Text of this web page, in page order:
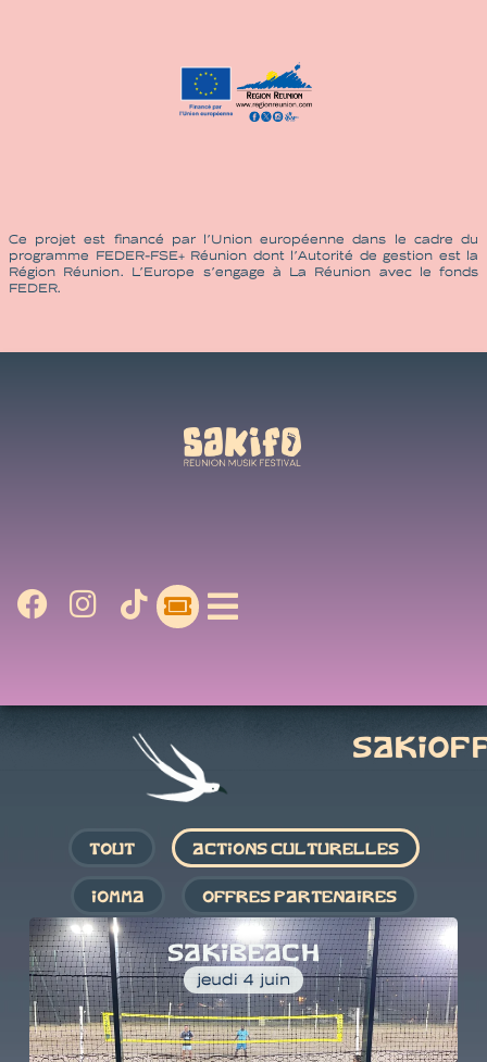
Ce projet est financé par l’Union européenne dans le cadre du
programme FEDER-FSE+ Réunion dont l’Autorité de gestion est la
Région Réunion. L’Europe s’engage à La Réunion avec le fonds
FEDER.
tout actions culturelles
iomma offres partenaires
SAKIBEACH
jeudi 4 juin